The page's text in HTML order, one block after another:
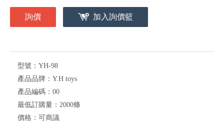
詢價 加入詢價籃
型號： YH-98
產品品牌： Y.H toys
產品編碼： 00
最低訂購量： 2000條
價格： 可商議